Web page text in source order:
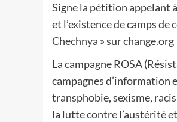
Signe la pétition appelant
et l’existence de camps de
Chechnya » sur change.org
La campagne ROSA
campagnes d’information
transphobie, sexisme,
la lutte contre l’austérité